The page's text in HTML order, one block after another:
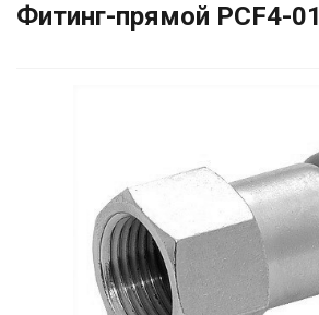
Фитинг-прямой PCF4-01